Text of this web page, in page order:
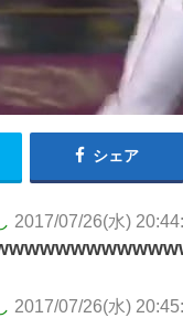
シェア
2017/07/26(水)
2017/07/26(水)